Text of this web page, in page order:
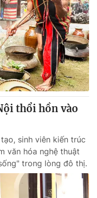
thổi hồn vào
sinh viên kiến trúc
văn hóa nghệ thuật
trong lòng đô thị.